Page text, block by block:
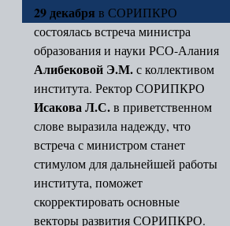
2015-2016
2022
Сведения об образовательной
Основные сведения
Структура и
образовательной
Документы
Образование
Руководство.
(научно-
Материально-
обеспечение,
29 декабря в СОРИПКРО
состоялась встреча министра
образования и науки РСО-Алания
Алибековой Э.М.с коллективом
института. Ректор СОРИПКРО
Исакова Л.С.в приветственном
слове выразила надежду, что
встреча с министром станет
стимулом для дальнейшей работы
института, поможет
скорректировать основные
векторы развития СОРИПКРО.